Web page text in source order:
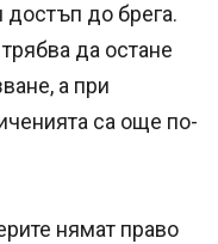
достъп до брега.
да остане
а при
са още по-
нямат право